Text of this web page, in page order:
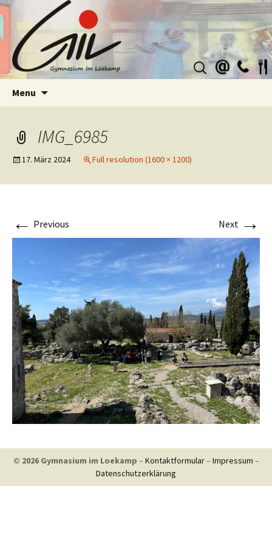
Suchen
nach:
Menu
IMG_6985
17. März 2024 Full resolution (1600 × 1200)
← Previous Next →
© 2026 Gymnasium im Loekamp – Kontaktformular– Impressum –
Datenschutzerklärung